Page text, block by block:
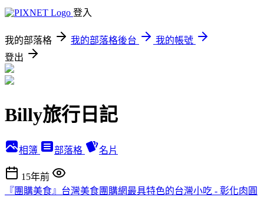
登入
我的部落格 我的部落格後台
我的帳號
登出
Billy旅行日記
相簿 部落格 名片
15年前
『團購美食』台灣美食團購網最具特色的台灣小吃 - 彰化肉圓